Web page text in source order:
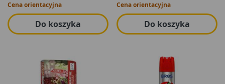
Cena orientacyjna
Do koszyka
Cena orientacyjna
Do koszyka